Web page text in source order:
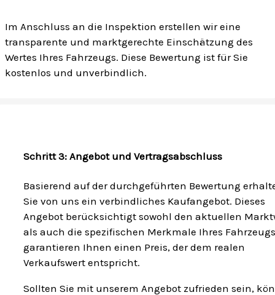
Im Anschluss an die Inspektion erstellen wir eine
transparente und marktgerechte Einschätzung des
Wertes Ihres Fahrzeugs. Diese Bewertung ist für Sie
kostenlos und unverbindlich.
Schritt 3: Angebot und Vertragsabschluss
Basierend auf der durchgeführten Bewertung
Sie von uns ein verbindliches Kaufangebot. Dieses
Angebot berücksichtigt sowohl den aktuellen
als auch die spezifischen Merkmale Ihres
garantieren Ihnen einen Preis, der dem realen
Verkaufswert entspricht.
Sollten Sie mit unserem Angebot zufrieden sein,